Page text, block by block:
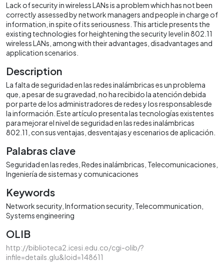
Lack of security in wireless LANs is a problem which has not been
correctly assessed by network managers and people in charge of
information, in spite of its seriousness. This article presents the
existing technologies for heightening the security level in 802.11
wireless LANs, among with their advantages, disadvantages and
application scenarios.
Description
La falta de seguridad en las redes inalámbricas es un problema
que, a pesar de su gravedad, no ha recibido la atención debida
por parte de los administradores de redes y los responsablesde
la información. Este artículo presenta las tecnologías existentes
para mejorar el nivel de seguridad en las redes inalámbricas
802.11, con sus ventajas, desventajas y escenarios de aplicación.
Palabras clave
Seguridad en las redes Redes inalámbricas Telecomunicaciones
Ingeniería de sistemas y comunicaciones
Keywords
Network security Information security Telecommunication
Systems engineering
OLIB
http://biblioteca2.icesi.edu.co/cgi-olib/?
infile=details.glu&loid=148611